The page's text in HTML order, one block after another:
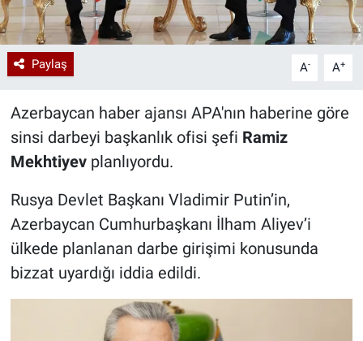
Paylaş A- A+
Azerbaycan haber ajansı APA'nın haberine göre
sinsi darbeyi başkanlık ofisi şefi Ramiz
Mekhtiyevplanlıyordu.
Rusya Devlet Başkanı Vladimir Putin’in,
Azerbaycan Cumhurbaşkanı İlham Aliyev’i
ülkede planlanan darbe girişimi konusunda
bizzat uyardığı iddia edildi.
Ramazan